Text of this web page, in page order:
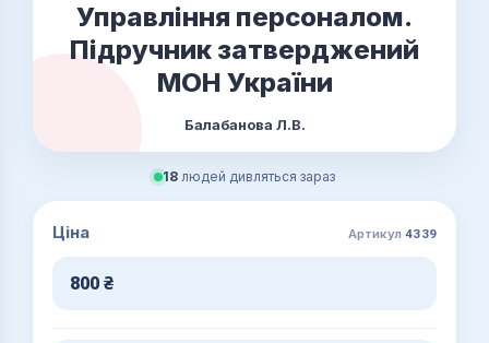
Управління персоналом.
Підручник затверджений
МОН України
Балабанова Л.В.
18 людей дивляться зараз
Ціна Артикул4339
800 ₴